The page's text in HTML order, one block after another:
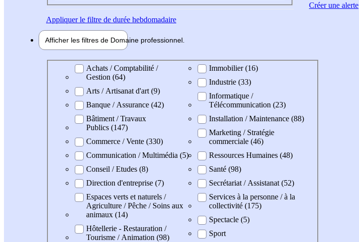
Appliquerle filtre de durée hebdomadaire
Afficher les filtres de Domaine professionnel
Domaine professionel
Achats / Comptabilité /
Gestion (64)
Arts / Artisanat d'art (9)
Banque / Assurance (42)
Bâtiment / Travaux
Publics (147)
Commerce / Vente (330)
Communication / Multimédia (5)
Conseil / Etudes (8)
Direction d'entreprise (7)
Espaces verts et naturels /
Agriculture / Pêche / Soins aux
animaux (14)
Hôtellerie - Restauration /
Tourisme / Animation (98)
Immobilier (16)
Industrie (33)
Informatique /
Télécommunication (23)
Installation / Maintenance (88)
Marketing / Stratégie
commerciale (46)
Ressources Humaines (48)
Santé (98)
Secrétariat / Assistanat (52)
Services à la personne / à la
collectivité (175)
Spectacle (5)
Sport
Créer une alerte